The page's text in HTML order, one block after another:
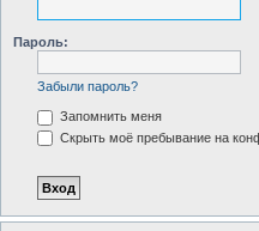
Пароль:
Забыли пароль?
Запомнить меня
Скрыть моё пребывание на